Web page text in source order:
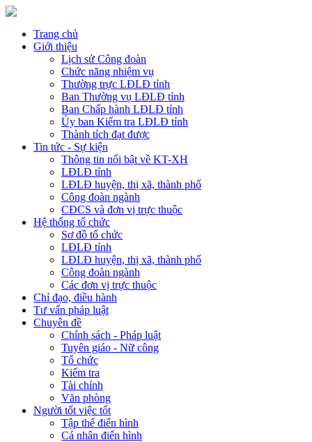
Trang chủ
Giới thiệu
Lịch sử Công đoàn
Chức năng nhiệm vụ
Thường trực LĐLĐ tỉnh
Ban Thường vụ LĐLĐ tỉnh
Ban Chấp hành LĐLĐ tỉnh
Ủy ban Kiểm tra LĐLĐ tỉnh
Thành tích đạt được
Tin tức - Sự kiện
Thông tin nổi bật về KT-XH
LĐLĐ tỉnh
LĐLĐ huyện, thị xã, thành phố
Công đoàn ngành
CĐCS và đơn vị trực thuộc
Hệ thống tổ chức
Sơ đồ tổ chức
LĐLĐ tỉnh
LĐLĐ huyện, thị xã, thành phố
Công đoàn ngành
Các đơn vị trực thuộc
Chỉ đạo, điều hành
Tư vấn pháp luật
Chuyên đề
Chính sách - Pháp luật
Tuyên giáo - Nữ công
Tổ chức
Kiểm tra
Tài chính
Văn phòng
Người tốt việc tốt
Tập thể điển hình
Cá nhân điển hình